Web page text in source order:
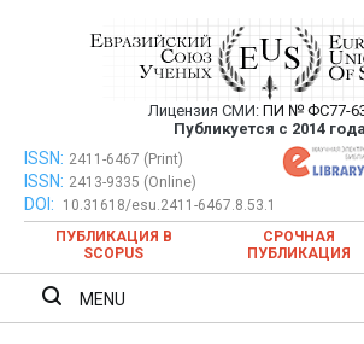
Евразийский Союз
публикация научных
ежемесячном
Лицензия СМИ: ПИ № ФС77-
Публикуется с 2014 года
Евразийский Союз Ученых —
ежемесячном научном
ISSN: 2411-6467 (Print)
ISSN: 2413-9335 (Online)
DOI:
10.31618/esu.2411-6467.8.53.1
ПУБЛИКАЦИЯ В
SCOPUS
СРОЧНАЯ
ПУБЛИКАЦИЯ
MENU